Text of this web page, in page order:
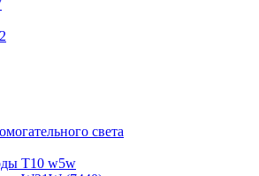
света
T10 w5w